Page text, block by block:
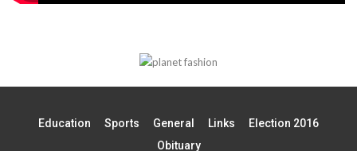
Education Sports General Links
Election 2016
Obituary